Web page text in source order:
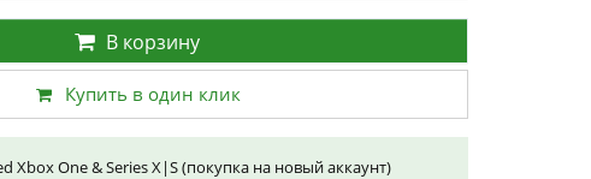
В корзину
Купить в один клик
Xbox One & Series X|S (покупка на новый аккаунт)